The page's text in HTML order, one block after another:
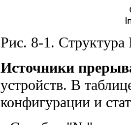
Рис. 8-1.
Источники
устройств. В
конфигурации и